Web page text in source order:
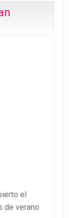
el
de verano